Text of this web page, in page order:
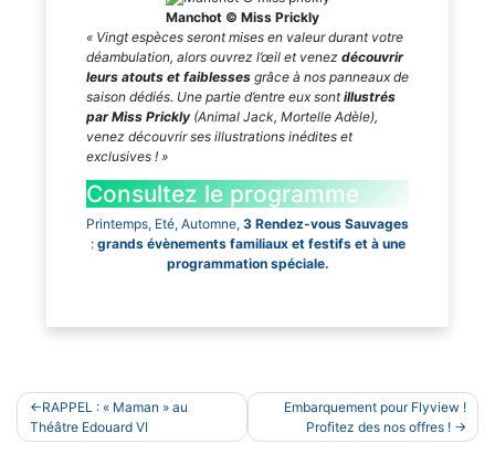
Manchot © Miss Prickly
« Vingt espèces seront mises en valeur durant votre
déambulation, alors ouvrez l’œil et venez découvrir
leurs atouts et faiblesses grâce à nos panneaux de
saison dédiés. Une partie d’entre eux sontillustrés
par Miss Prickly(Animal Jack, Mortelle Adèle),
venez découvrir ses illustrations inédites et
exclusives ! »
Consultez le programme
Printemps, Eté, Automne, 3 Rendez-vous Sauvages
: grands évènements familiaux et festifs et à une
programmation spéciale.
Navigation
de
RAPPEL : « Maman » au
Théâtre Edouard VI
Embarquement pour Flyview !
Profitez des nos offres !